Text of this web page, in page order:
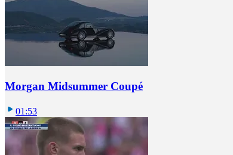
Morgan Midsummer Coupé
01:53